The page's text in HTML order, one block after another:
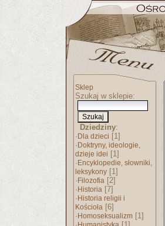
Sklep
Szukaj w sklepie:
Dziedziny:
· Dla dzieci [1]
· Doktryny, ideologie,
dzieje idei [1]
· Encyklopedie, słowniki,
leksykony [1]
· Filozofia [2]
· Historia [7]
· Historia religii i
Kościoła [6]
· Homoseksualizm [1]